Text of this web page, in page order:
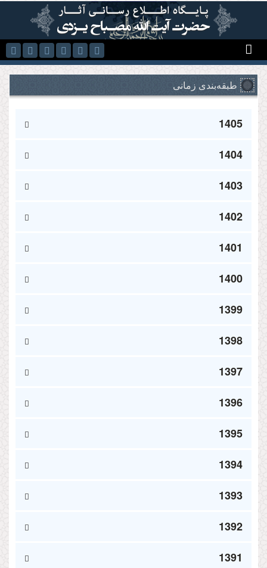
رفتن به محتوای اصلی
طبقه‌بندی زمانی
1405
1404
1403
1402
1401
1400
1399
1398
1397
1396
1395
1394
1393
1392
1391